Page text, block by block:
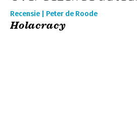
Recensie | Peter de Roode
Holacracy